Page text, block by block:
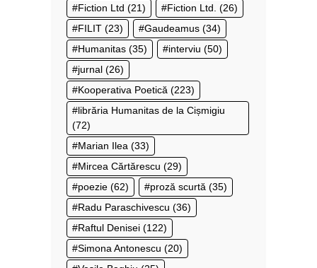
Fiction Ltd (21) Fiction Ltd. (26)
FILIT (23) Gaudeamus (34)
Humanitas (35) interviu (50)
jurnal (26)
Kooperativa Poetică (223)
librăria Humanitas de la Cișmigiu
(72)
Marian Ilea (33)
Mircea Cărtărescu (29)
poezie (62) proză scurtă (35)
Radu Paraschivescu (36)
Raftul Denisei (122)
Simona Antonescu (20)